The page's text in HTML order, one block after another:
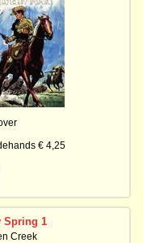
€ 4,25
Spring 1
Creek